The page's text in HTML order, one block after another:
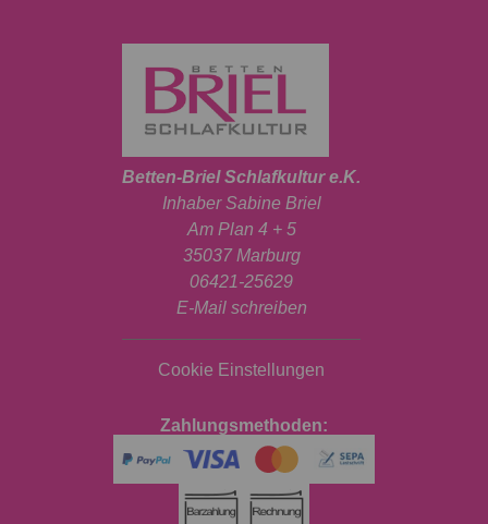
Betten-Briel Schlafkultur e.K.
Inhaber Sabine Briel
Am Plan 4 + 5
35037 Marburg
06421-25629
E-Mail schreiben
Cookie Einstellungen
Zahlungsmethoden: